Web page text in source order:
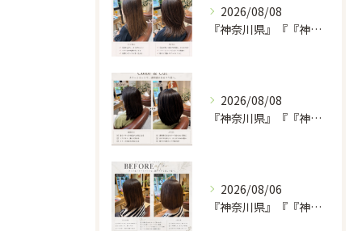
2026/08/08
『神奈川県』『『神奈川県』『綾瀬市』『海老名市』『美容室』
2026/08/08
『神奈川県』『『神奈川県』『綾瀬市』『海老名市』『美容室』
2026/08/06
『神奈川県』『『神奈川県』『綾瀬市』『海老名市』『美容室』